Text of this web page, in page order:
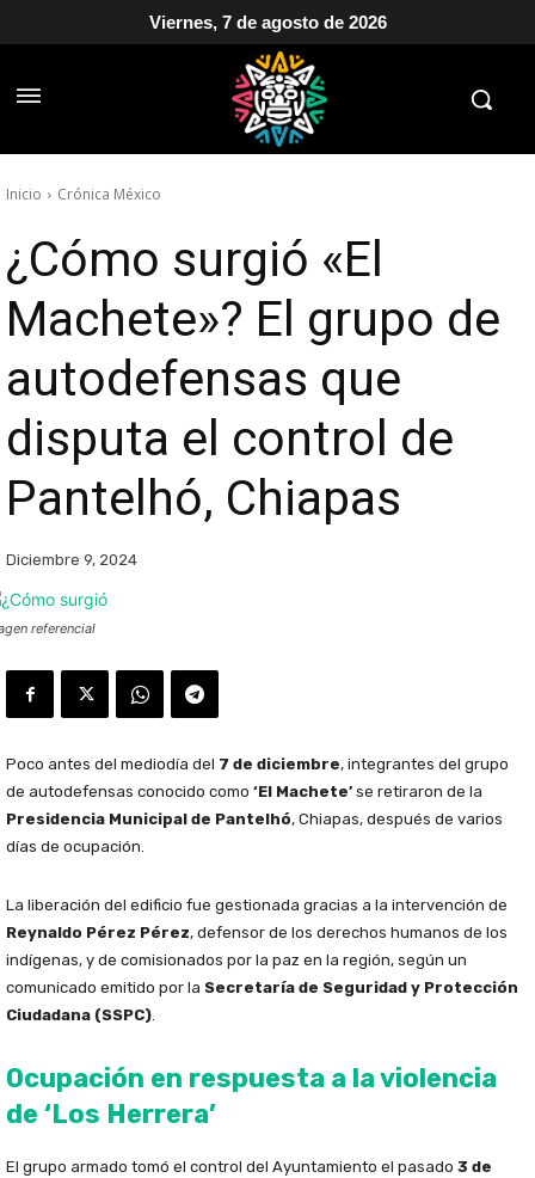
Viernes, 7 de agosto de 2026
Inicio Crónica México
¿Cómo surgió «El
Machete»? El grupo de
autodefensas que
disputa el control de
Pantelhó, Chiapas
Diciembre 9, 2024
referencial
Poco antes del mediodía del 7 de diciembre, integrantes del grupo
de autodefensas conocido como ‘El Machete’ se retiraron de la
Presidencia Municipal de Pantelhó, Chiapas, después de varios
días de ocupación.
La liberación del edificio fue gestionada gracias a la intervención de
Reynaldo Pérez Pérez, defensor de los derechos humanos de los
indígenas, y de comisionados por la paz en la región, según un
comunicado emitido por la Secretaría de Seguridad y Protección
Ciudadana (SSPC).
Ocupación en respuesta a la violencia
de ‘Los Herrera’
El grupo armado tomó el control del Ayuntamiento el pasado 3 de